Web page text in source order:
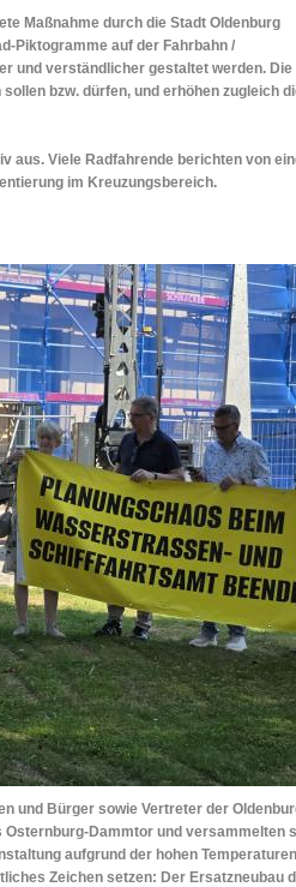
Maßnahme durch die Stadt Oldenburg
Piktogramme auf der Fahrbahn /
und verständlicher gestaltet werden. Die
bzw. dürfen, und erhöhen zugleich
aus. Viele Radfahrende berichten von
im Kreuzungsbereich.
und Bürger sowie Vertreter der
Osternburg-Dammtor und versammelten
aufgrund der hohen Temperaturen
Zeichen setzen: Der Ersatzneubau